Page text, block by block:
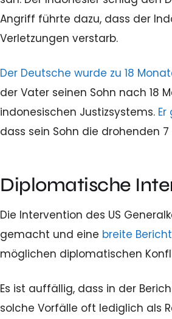
Angriff führte dazu, dass der
Verletzungen verstarb.
Der Deutsche wurde zu 18
der Vater seinen Sohn nach 18
indonesischen Justizsystems.
dass sein Sohn die drohenden
Diplomatische
Die Intervention des US
gemacht und eine breite
möglichen diplomatischen
Es ist auffällig, dass in der
solche Vorfälle oft lediglich als